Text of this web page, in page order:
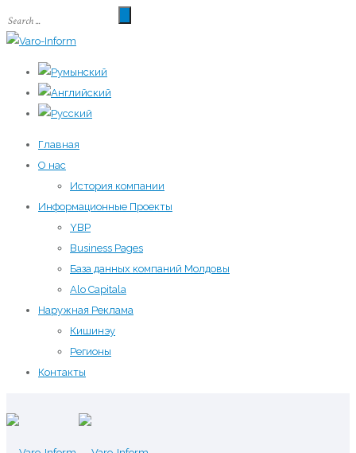
Главная
О нас
История компании
Информационные Проекты
YBP
Business Pages
База данных компаний Молдовы
Alo Capitala
Наружная Реклама
Кишинэу
Регионы
Контакты